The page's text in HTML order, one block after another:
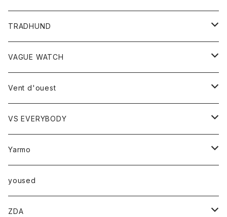
レディース
カットソー
TRADHUND
セーター
ベスト
VAGUE WATCH
時計
Vent d'ouest
ボトム
スカート
トップス
ベスト
VS EVERYBODY
トップス
Ｔシャツ
Yarmo
アウター
コート
小物
yoused
ZDA